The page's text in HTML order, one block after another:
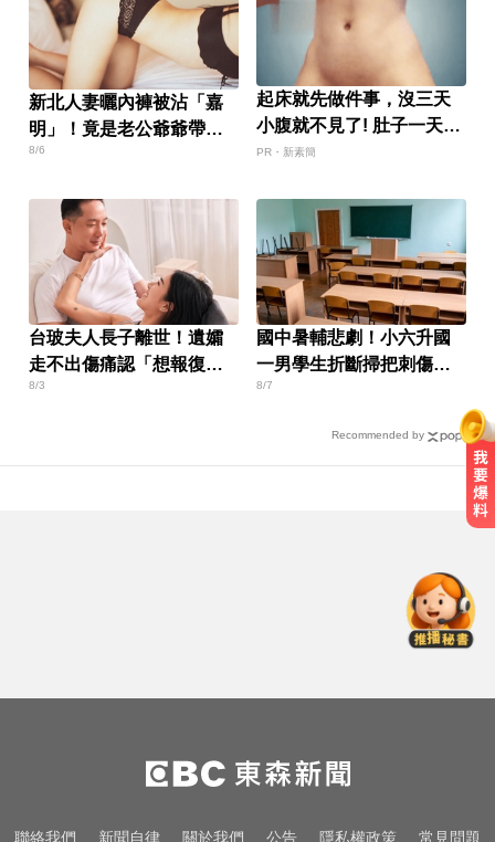
新北人妻曬內褲被沾「嘉
明」！竟是老公爺爺帶回
房磨蹭 氣炸提告
8/6
起床就先做件事，沒三天
小腹就不見了! 肚子一天天
變小！
PR・新素簡
台玻夫人長子離世！遺孀
走不出傷痛認「想報復」
心聲曝
8/3
國中暑輔悲劇！小六升國
一男學生折斷掃把刺傷女
師 右眼恐失明
8/7
Recommended by
身亡
緯創2度延後發放股利成首例 金管
會要求集保證交所了解
10共機、6共艦擾台！6架次越中線
聯絡我們 新聞自律 關於我們 公告 隱私權政策 常見問題